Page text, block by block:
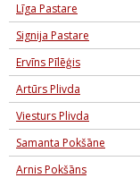
Līga Pastare
Signija Pastare
Ervīns Pīlēģis
Artūrs Plivda
Viesturs Plivda
Samanta Pokšāne
Arnis Pokšāns